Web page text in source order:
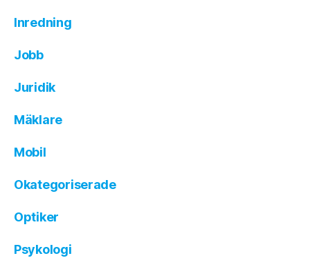
Inredning
Jobb
Juridik
Mäklare
Mobil
Okategoriserade
Optiker
Psykologi